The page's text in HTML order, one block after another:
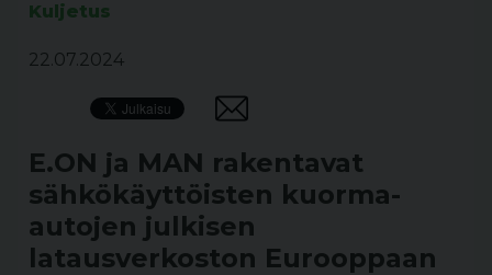
Kuljetus
22.07.2024
E.ON ja MAN rakentavat
sähkökäyttöisten kuorma-
autojen julkisen
latausverkoston Eurooppaan